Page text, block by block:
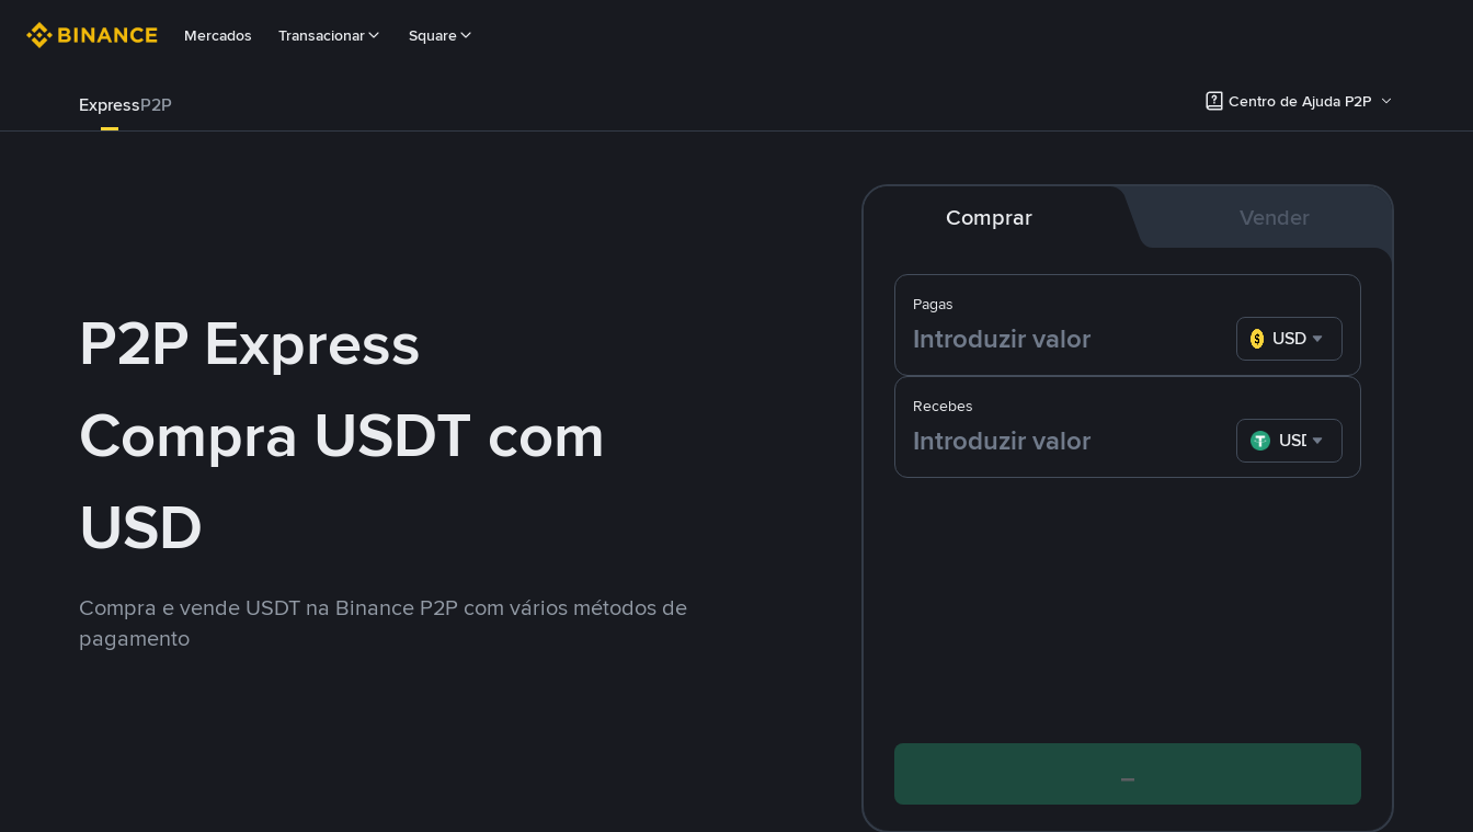
Mercados Transacionar Square
ExpressP2P Centro de Ajuda P2P
P2P Express
Compra USDT com
USD
Compra e vende USDT na Binance P2P com vários métodos de
pagamento
Comprar Vender
Pagas
USD
Recebes
USDT